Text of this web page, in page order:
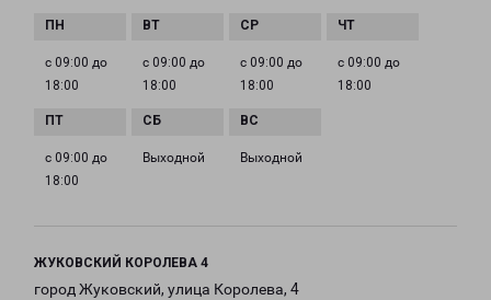
с 09:00 до
18:00
с 09:00 до
18:00
с 09:00 до
18:00
с 09:00 до
18:00
с 09:00 до
18:00
Выходной Выходной
ЖУКОВСКИЙ КОРОЛЕВА 4
город Жуковский, улица Королева, 4